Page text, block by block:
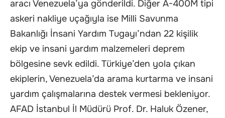
aracı Venezuela’ya gönderildi. Diğer A-400M tipi
askeri nakliye uçağıyla ise Milli Savunma
Bakanlığı İnsani Yardım Tugayı’ndan 22 kişilik
ekip ve insani yardım malzemeleri deprem
bölgesine sevk edildi. Türkiye’den yola çıkan
ekiplerin, Venezuela’da arama kurtarma ve insani
yardım çalışmalarına destek vermesi bekleniyor.
AFAD İstanbul İl Müdürü Prof. Dr. Haluk Özener,